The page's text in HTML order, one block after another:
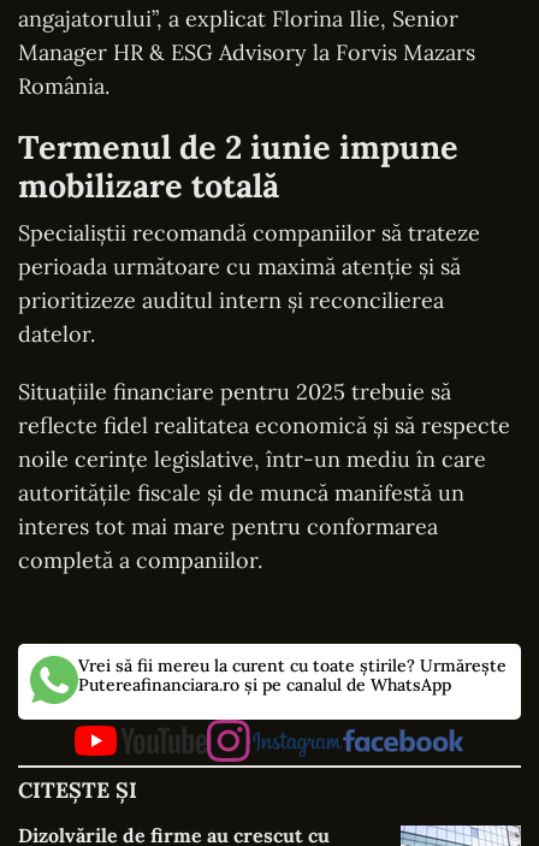
angajatorului”, a explicat Florina Ilie, Senior
Manager HR & ESG Advisory la Forvis Mazars
România.
Termenul de 2 iunie impune
mobilizare totală
Specialiștii recomandă companiilor să trateze
perioada următoare cu maximă atenție și să
prioritizeze auditul intern și reconcilierea
datelor.
Situațiile financiare pentru 2025 trebuie să
reflecte fidel realitatea economică și să respecte
noile cerințe legislative, într-un mediu în care
autoritățile fiscale și de muncă manifestă un
interes tot mai mare pentru conformarea
completă a companiilor.
Vrei să fii mereu la curent cu toate știrile? Urmărește
Putereafinanciara.ro și pe canalul de WhatsApp
CITEȘTE ȘI
Dizolvările de firme au crescut cu